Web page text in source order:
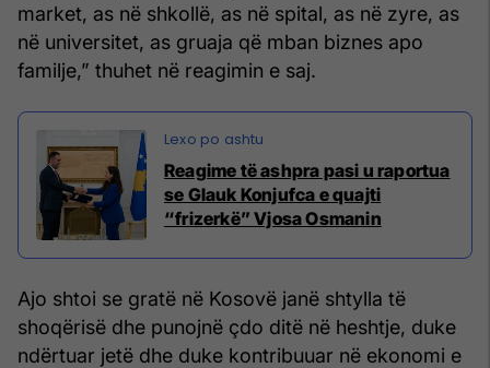
market, as në shkollë, as në spital, as në zyre, as
në universitet, as gruaja që mban biznes apo
familje,” thuhet në reagimin e saj.
Reagime të ashpra pasi u raportua
se Glauk Konjufca e quajti
“frizerkë” Vjosa Osmanin
Ajo shtoi se gratë në Kosovë janë shtylla të
shoqërisë dhe punojnë çdo ditë në heshtje, duke
ndërtuar jetë dhe duke kontribuuar në ekonomi e